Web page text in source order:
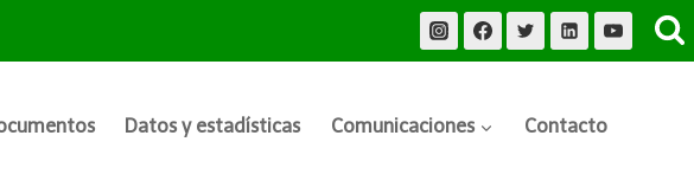
Datos y estadísticas Comunicaciones Contacto